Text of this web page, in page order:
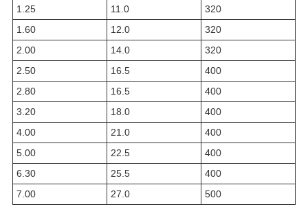
1.25
11.0
320
1.60
12.0
320
2.00
14.0
320
2.50
16.5
400
2.80
16.5
400
3.20
18.0
400
4.00
21.0
400
5.00
22.5
400
6.30
25.5
400
7.00
27.0 500